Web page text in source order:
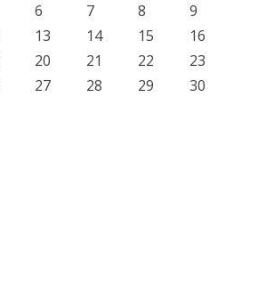
6 7 8
9
13 14 15
16
20 21 22
23
27 28 29
30